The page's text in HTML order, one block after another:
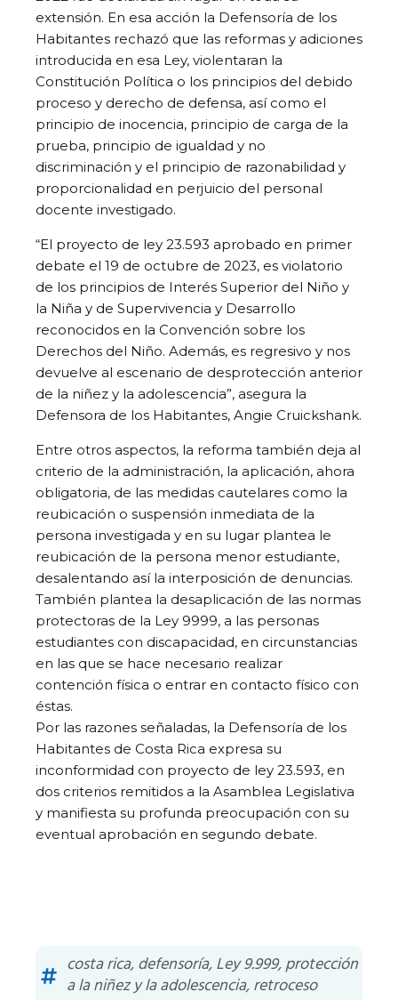
extensión. En esa acción la Defensoría de los
Habitantes rechazó que las reformas y adiciones
introducida en esa Ley, violentaran la
Constitución Política o los principios del debido
proceso y derecho de defensa, así como el
principio de inocencia, principio de carga de la
prueba, principio de igualdad y no
discriminación y el principio de razonabilidad y
proporcionalidad en perjuicio del personal
docente investigado.
“El proyecto de ley 23.593 aprobado en primer
debate el 19 de octubre de 2023, es violatorio
de los principios de Interés Superior del Niño y
la Niña y de Supervivencia y Desarrollo
reconocidos en la Convención sobre los
Derechos del Niño. Además, es regresivo y nos
devuelve al escenario de desprotección anterior
de la niñez y la adolescencia”, asegura la
Defensora de los Habitantes, Angie Cruickshank.
Entre otros aspectos, la reforma también deja al
criterio de la administración, la aplicación, ahora
obligatoria, de las medidas cautelares como la
reubicación o suspensión inmediata de la
persona investigada y en su lugar plantea le
reubicación de la persona menor estudiante,
desalentando así la interposición de denuncias.
También plantea la desaplicación de las normas
protectoras de la Ley 9999, a las personas
estudiantes con discapacidad, en circunstancias
en las que se hace necesario realizar
contención física o entrar en contacto físico con
éstas.
Por las razones señaladas, la Defensoría de los
Habitantes de Costa Rica expresa su
inconformidad con proyecto de ley 23.593, en
dos criterios remitidos a la Asamblea Legislativa
y manifiesta su profunda preocupación con su
eventual aprobación en segundo debate.
costa rica,defensoría,Ley 9.999,protección
a la niñez y la adolescencia,retroceso